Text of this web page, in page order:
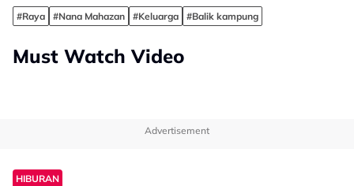
#Raya #Nana Mahazan #Keluarga #Balik kampung
Must Watch Video
Advertisement
HIBURAN